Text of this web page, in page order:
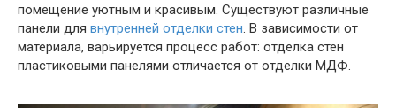
помещение уютным и красивым. Существуют различные
панели для внутренней отделки стен. В зависимости от
материала, варьируется процесс работ: отделка стен
пластиковыми панелями отличается от отделки МДФ.